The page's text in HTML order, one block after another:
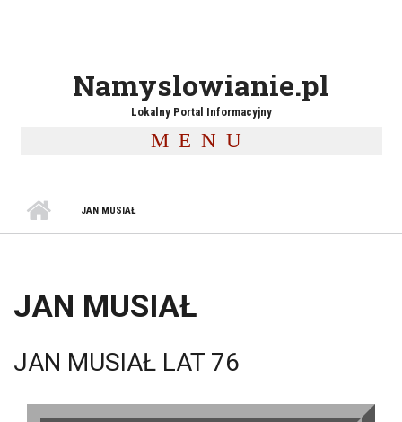
Namyslowianie.pl
Lokalny Portal Informacyjny
MENU
JAN MUSIAŁ
JAN MUSIAŁ
JAN MUSIAŁ LAT 76